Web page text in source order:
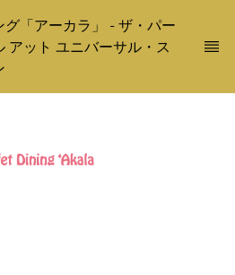
「アーカラ」 - ザ・パー
アット ユニバーサル・ス